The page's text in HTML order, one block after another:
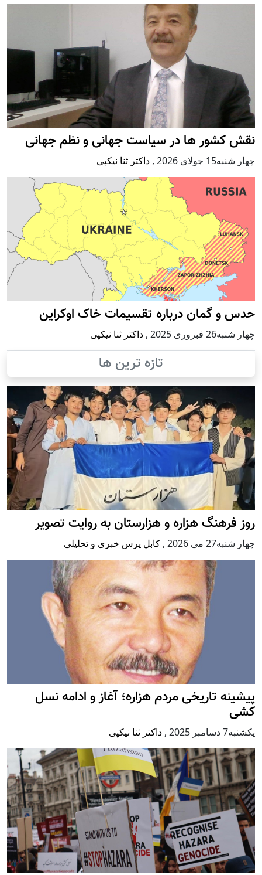
نقش کشور ها در سیاست جهانی و نظم جهانی
چهار شنبه15 جولای 2026 , داکتر ثنا نیکپی
حدس و گمان درباره تقسیمات خاک اوکراین
چهار شنبه26 فبروری 2025 , داکتر ثنا نیکپی
تازه ترین ها
روز فرهنگ هزاره و هزارستان به روایت تصویر
چهار شنبه27 می 2026 , کابل پرس خبری و تحلیلی
پيشينه تاريخی مردم هزاره؛ آغاز و ادامه نسل
کشی
يكشنبه7 دسامبر 2025 , داکتر ثنا نیکپی